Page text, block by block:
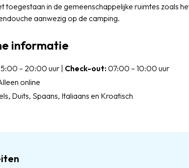
toegestaan in de gemeenschappelijke ruimtes zoals
aanwezig op de camping.
informatie
– 20:00 uur | Check-out:07:00 – 10:00 uur
online
Duits, Spaans, Italiaans en Kroatisch